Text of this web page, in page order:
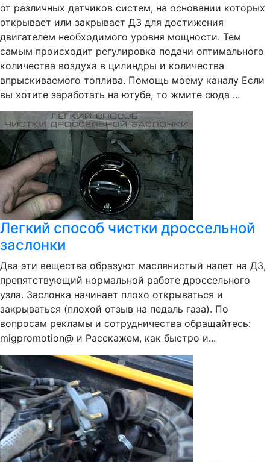
от различных датчиков систем, на основании которых
открывает или закрывает ДЗ для достижения
двигателем необходимого уровня мощности. Тем
самым происходит регулировка подачи оптимального
количества воздуха в цилиндры и количества
впрыскиваемого топлива. Помощь моему каналу Если
вы хотите заработать на ютубе, то жмите сюда ...
Легкий способ чистки дроссельной
заслонки
Два эти вещества образуют маслянистый налет на ДЗ,
препятствующий нормальной работе дроссельного
узла. Заслонка начинает плохо открываться и
закрываться (плохой отзыв на педаль газа). По
вопросам рекламы и сотрудничества обращайтесь:
migpromotion@ и Расскажем, как быстро и...